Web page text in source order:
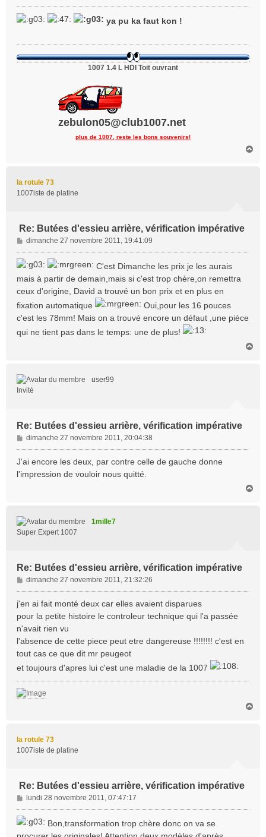
e
s
e
ya pu ka faut kon !
1007 1.4 L HDI Toit ouvrant
zebulon05@club1007.net
plus de 1007, reste les bons souvenirs!
la rotule 73
1007iste de platine
Re: Butées d'essieu arrière, vérification impérative
M
e
s
a
g
e
dimanche 27 novembre 2011, 19:41:09
C'est Dimanche les prix je les aurais
mais à partir de demain,mais si c'est trop chère,on remettra
ceux d'origine, David a trouvé un bon prix et en plus en
fixation automatique
Oui,pour les 16 pouces
c'est les 78mm! Mais on a trouvé encore un défaut ,une pièce
qui ne tient pas dans le temps: une de plus!
user99
Invité
Re: Butées d'essieu arrière, vérification impérative
M
e
s
dimanche 27 novembre 2011, 20:04:38
J'ai encore les deux, par contre celle de gauche donne
l'impression de vouloir nous quitté.
1mille7
Super Expert 1007
Re: Butées d'essieu arrière, vérification impérative
M
e
s
g
e
dimanche 27 novembre 2011, 21:32:26
j'en ai fait monté deux car elles avaient disparues
pour la petite histoire le controleur technique qui l'a passée
n'avait rien vu
l'absence de cette piece peut etre dangereuse !!!!!!!! c'est en
tout cas ce que dit mr peugeot
et toujours d'apres lui c'est une maladie de la 1007
la rotule 73
1007iste de platine
Re: Butées d'essieu arrière, vérification impérative
M
e
s
lundi 28 novembre 2011, 07:47:17
Bon,transformation trop chère donc on va se